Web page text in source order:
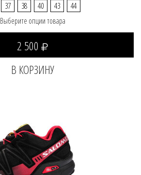
37 38 40 43
44
Выберите опции товара
2 500